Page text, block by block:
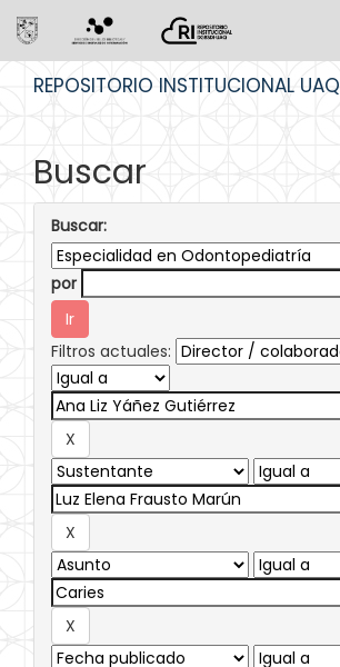
REPOSITORIO INSTITUCIONAL UAQ
Buscar
Buscar:
por
Filtros actuales: